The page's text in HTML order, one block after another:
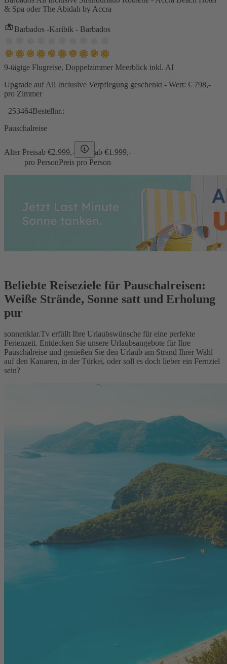
& Spa oder The Abidah by Accra
Barbados -Karibik - Barbados
9-tägige Flugreise, Doppelzimmer Meerblick inkl. AI
Upgrade auf All Inclusive Verpflegung geschenkt - Wert: € 798,-
pro Zimmer
253464Bestellnr.:
Pauschalreise
Alter Preisab €2.999,- ab €1.999,-
pro PersonPreis pro Person
Beliebte Reiseziele für Pauschalreisen:
Weiße Strände, Sonne satt und Erholung
pur
sonnenklar.Tv erfüllt Ihre Urlaubswünsche für eine perfekte
Ferienzeit. Entdecken Sie unsere Urlaubsangebote für Ihre
Pauschalreise und genießen Sie den Urlaub am Strand Ihrer Wahl
auf den Kanaren, in der Türkei, oder soll es doch lieber ein Fernziel
sein?